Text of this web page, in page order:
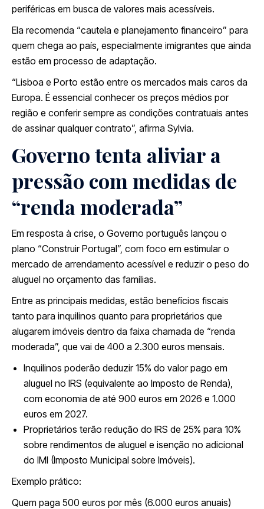
periféricas em busca de valores mais acessíveis.
Ela recomenda “cautela e planejamento financeiro” para
quem chega ao país, especialmente imigrantes que ainda
estão em processo de adaptação.
“Lisboa e Porto estão entre os mercados mais caros da
Europa. É essencial conhecer os preços médios por
região e conferir sempre as condições contratuais antes
de assinar qualquer contrato”, afirma Sylvia.
Governo tenta aliviar a
pressão com medidas de
“renda moderada”
Em resposta à crise, o Governo português lançou o
plano “Construir Portugal”, com foco em estimular o
mercado de arrendamento acessível e reduzir o peso do
aluguel no orçamento das famílias.
Entre as principais medidas, estão benefícios fiscais
tanto para inquilinos quanto para proprietários que
alugarem imóveis dentro da faixa chamada de “renda
moderada”, que vai de 400 a 2.300 euros mensais.
Inquilinos poderão deduzir 15% do valor pago em
aluguel no IRS (equivalente ao Imposto de Renda),
com economia de até 900 euros em 2026 e 1.000
euros em 2027.
Proprietários terão redução do IRS de 25% para 10%
sobre rendimentos de aluguel e isenção no adicional
do IMI (Imposto Municipal sobre Imóveis).
Exemplo prático:
Quem paga 500 euros por mês (6.000 euros anuais)